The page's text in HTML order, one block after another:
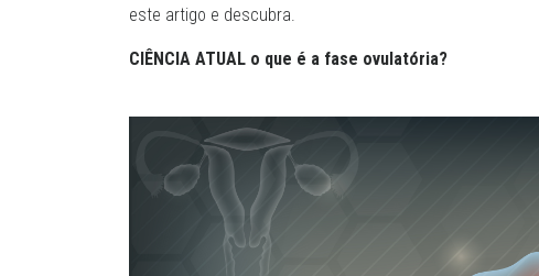
este artigo e descubra.
CIÊNCIA ATUAL o que é a fase ovulatória?